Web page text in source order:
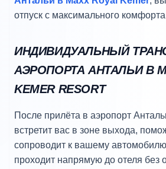
отпуск с максимального
ИНДИВИДУАЛЬНЫЙ
АЭРОПОРТА АНТАЛЬИ В
KEMER RESORT
После прилёта в аэропорт
встретит вас в зоне выхода,
сопроводит к вашему
проходит напрямую до отеля без